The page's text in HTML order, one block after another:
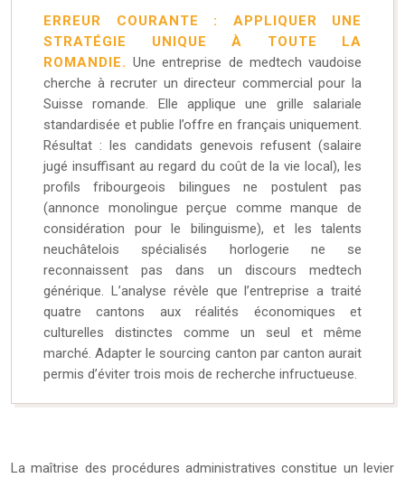
ERREUR COURANTE : APPLIQUER UNE
STRATÉGIE UNIQUE À TOUTE LA
ROMANDIE. Une entreprise de medtech vaudoise
cherche à recruter un directeur commercial pour la
Suisse romande. Elle applique une grille salariale
standardisée et publie l’offre en français uniquement.
Résultat : les candidats genevois refusent (salaire
jugé insuffisant au regard du coût de la vie local), les
profils fribourgeois bilingues ne postulent pas
(annonce monolingue perçue comme manque de
considération pour le bilinguisme), et les talents
neuchâtelois spécialisés horlogerie ne se
reconnaissent pas dans un discours medtech
générique. L’analyse révèle que l’entreprise a traité
quatre cantons aux réalités économiques et
culturelles distinctes comme un seul et même
marché. Adapter le sourcing canton par canton aurait
permis d’éviter trois mois de recherche infructueuse.
La maîtrise des procédures administratives constitue un levier